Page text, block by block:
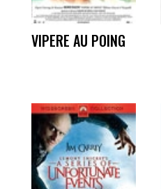
VIPERE AU POING